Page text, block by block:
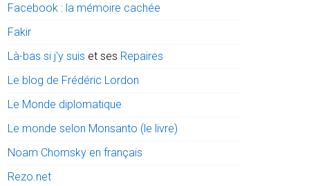
Facebook : la mémoire cachée
Fakir
Là-bas si j'y suis et ses Repaires
Le blog de Frédéric Lordon
Le Monde diplomatique
Le monde selon Monsanto (le livre)
Noam Chomsky en français
Rezo.net